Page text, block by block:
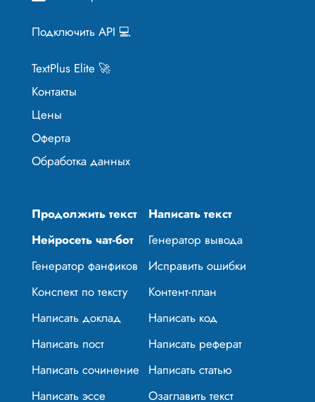
Подключить API 💻
TextPlus Elite 🚀
Контакты
Цены
Оферта
Обработка данных
Продолжить текст
Написать текст
Нейросеть чат-бот
Генератор вывода
Генератор фанфиков
Исправить ошибки
Конспект по тексту
Контент-план
Написать доклад
Написать код
Написать пост
Написать реферат
Написать сочинение Написать статью
Написать эссе
Озаглавить текст